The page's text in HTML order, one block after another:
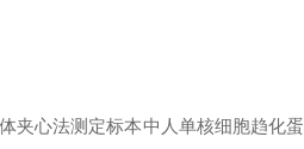
夹心法测定标本中人单核细胞趋化